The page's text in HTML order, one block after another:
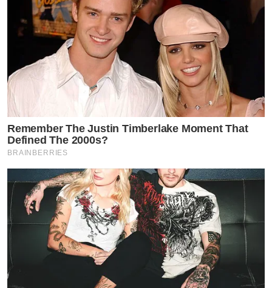
Remember The Justin Timberlake Moment That
Defined The 2000s?
BRAINBERRIES